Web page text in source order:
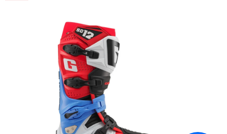
hvězdiček.